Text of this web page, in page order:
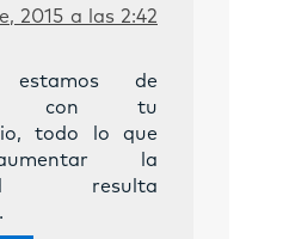
2015 a las 2:42
estamos de
con tu
todo lo que
la
resulta